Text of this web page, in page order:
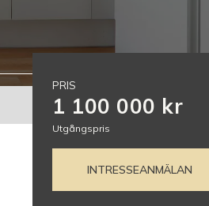
PRIS
1 100 000 kr
Utgångspris
INTRESSEANMÄLAN